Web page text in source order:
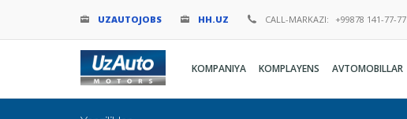
UZAUTOJOBS HH.UZ CALL-MARKAZI: +99878 141-77-77
KOMPANIYA KOMPLAYENS AVTOMOBILLAR